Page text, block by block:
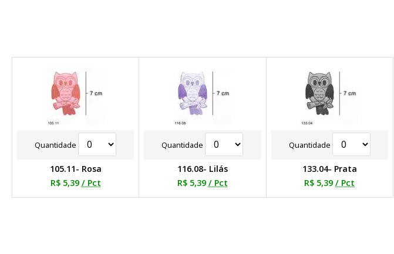
Quantidade
105.11- Rosa
R$ 5,39 / Pct
Quantidade
116.08- Lilás
R$ 5,39 / Pct
Quantidade
133.04- Prata
R$ 5,39 / Pct